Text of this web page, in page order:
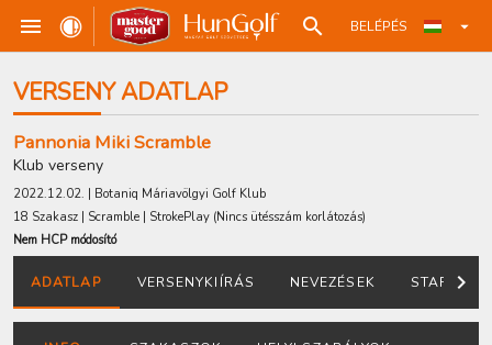
BELÉPÉS
VERSENY ADATLAP
Pannonia Miki Scramble
Klub verseny
2022.12.02. | Botaniq Máriavölgyi Golf Klub
18 Szakasz | Scramble | StrokePlay (Nincs ütésszám korlátozás)
Nem HCP módosító
ADATLAP VERSENYKIÍRÁS NEVEZÉSEK